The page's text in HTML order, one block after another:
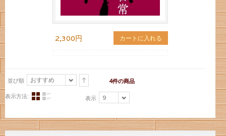
2,300円 カートに入れる
並び順 おすすめ 4件の商品
表示方法: 表示 9